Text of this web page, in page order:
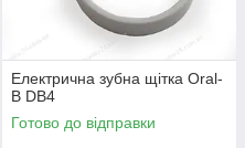
Електрична зубна щітка Oral-
B DB4
Готово до відправки